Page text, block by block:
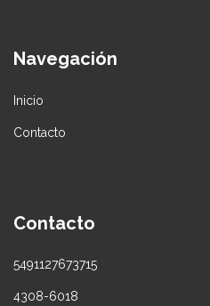
Navegación
Inicio
Contacto
Contacto
5491127673715
4308-6018